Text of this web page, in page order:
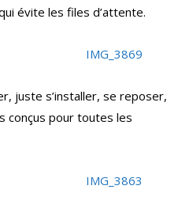
évite les files d’attente.
juste s’installer, se reposer,
conçus pour toutes les